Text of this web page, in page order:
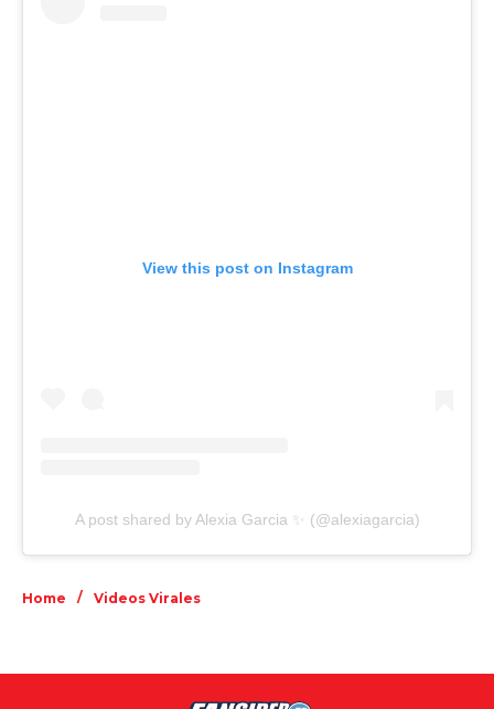
View this post on Instagram
A post shared by Alexia Garcia ✨ (@alexiagarcia)
Home / Videos Virales